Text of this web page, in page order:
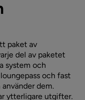
paket av
del av paketet
system och
och fast
dem.
ytterligare utgifter.